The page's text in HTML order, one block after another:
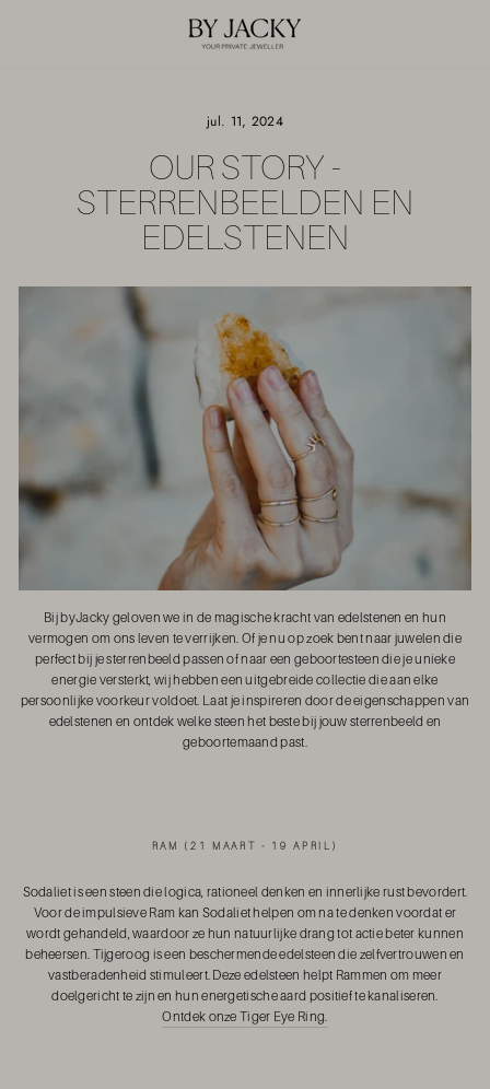
jul. 11, 2024
OUR STORY -
STERRENBEELDEN EN
EDELSTENEN
Bij byJacky geloven we in de magische kracht van edelstenen en hun
vermogen om ons leven te verrijken. Of je nu op zoek bent naar juwelen die
perfect bij je sterrenbeeld passen of naar een geboortesteen die je unieke
energie versterkt, wij hebben een uitgebreide collectie die aan elke
persoonlijke voorkeur voldoet. Laat je inspireren door de eigenschappen van
edelstenen en ontdek welke steen het beste bij jouw sterrenbeeld en
geboortemaand past.
RAM (21 MAART - 19 APRIL)
Sodaliet is een steen die logica, rationeel denken en innerlijke rust bevordert.
Voor de impulsieve Ram kan Sodaliet helpen om na te denken voordat er
wordt gehandeld, waardoor ze hun natuurlijke drang tot actie beter kunnen
beheersen. Tijgeroog is een beschermende edelsteen die zelfvertrouwen en
vastberadenheid stimuleert. Deze edelsteen helpt Rammen om meer
doelgericht te zijn en hun energetische aard positief te kanaliseren.
Ontdek onze Tiger Eye Ring.